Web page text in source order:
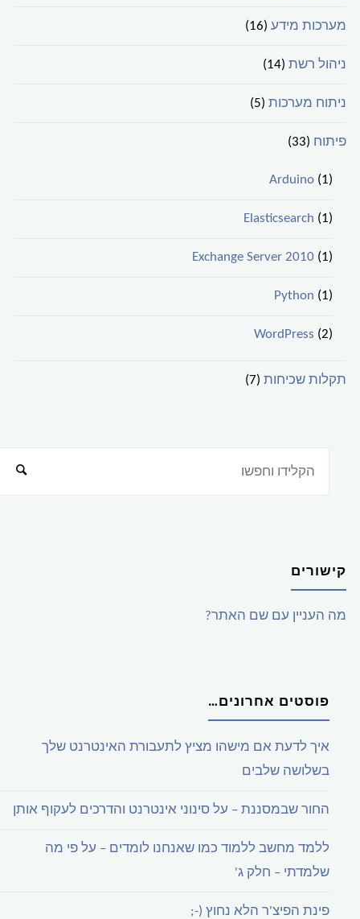
מערכות מידע (16)
ניהול רשת (14)
ניתוח מערכות (5)
פיתוח (33)
Arduino(1)
Elasticsearch (1)
Exchange Server 2010(1)
Python (1)
WordPress (2)
תקלות שכיחות (7)
קישורים
מה העניין עם שם האתר?
פוסטים אחרונים…
איך לדעת אם מישהו מציץ לתעבורת האינטרנט שלך
בשלושה שלבים
החור שבמסננת – על סינוני אינטרנט והדרכים לעקוף אותן
ללמד מחשב ללמוד כמו שאנחנו לומדים – על פי מה
שלמדתי – חלק ג'
פינת הפיצ'ר הלא נחוץ (-;